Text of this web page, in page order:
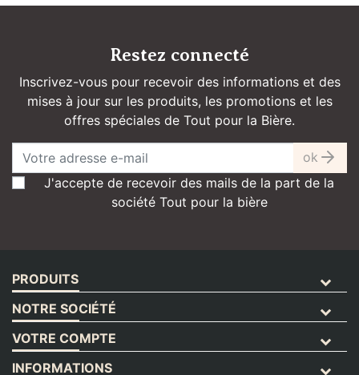
Restez connecté
Inscrivez-vous pour recevoir des informations et des
mises à jour sur les produits, les promotions et les
offres spéciales de Tout pour la Bière.
ok
J'accepte de recevoir des mails de la part de la
société Tout pour la bière
PRODUITS
NOTRE SOCIÉTÉ
VOTRE COMPTE
INFORMATIONS